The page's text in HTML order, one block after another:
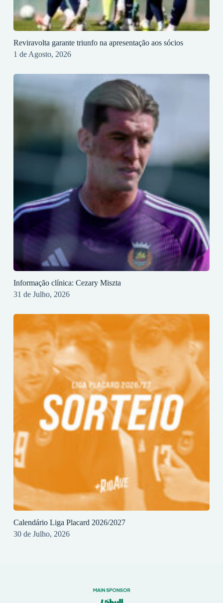
Reviravolta garante triunfo na apresentação aos sócios
1 de Agosto, 2026
Informação clínica: Cezary Miszta
31 de Julho, 2026
Calendário Liga Placard 2026/2027
30 de Julho, 2026